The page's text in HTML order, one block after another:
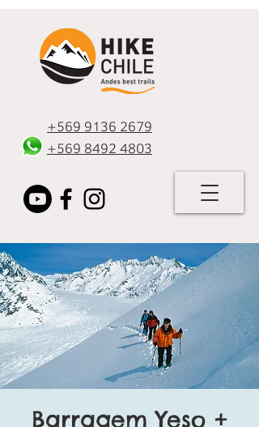
+569 9136 2679
+569 8492 4803
Barragem Yeso +